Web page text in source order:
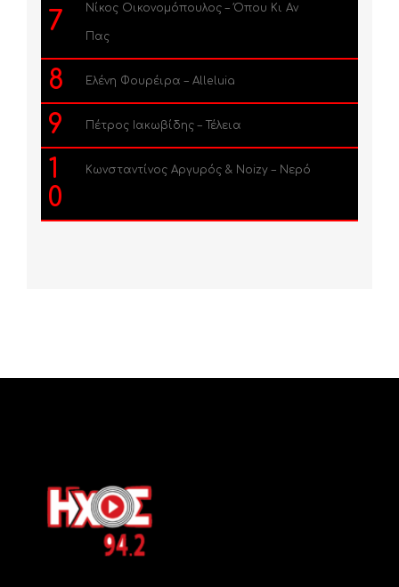
7 Νίκος Οικονομόπουλος – Όπου Κι Αν
Πας
8 Ελένη Φουρέιρα – Alleluia
9 Πέτρος Ιακωβίδης – Τέλεια
1
0
Κωνσταντίνος Αργυρός & Noizy – Νερό